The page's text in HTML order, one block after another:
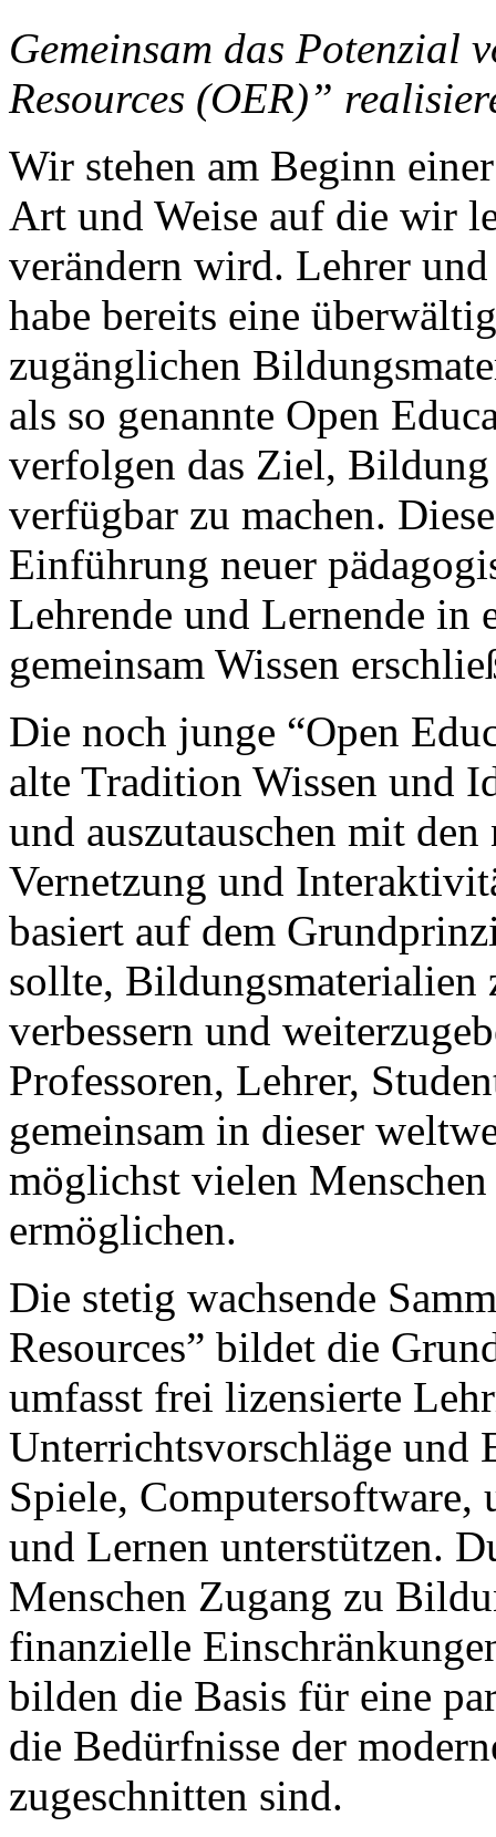
Gemeinsam das Potenzial
Resources (OER)”
Wir stehen am Beginn
Art und Weise auf die wir
verändern wird. Lehrer
habe bereits eine
zugänglichen
als so genannte Open
verfolgen das Ziel,
verfügbar zu machen.
Einführung neuer
Lehrende und Lernende in
gemeinsam Wissen
Die noch junge “Open
alte Tradition Wissen und
und auszutauschen mit
Vernetzung und
basiert auf dem
sollte, Bildungsmaterialien
verbessern und
Professoren, Lehrer,
gemeinsam in dieser
möglichst vielen
ermöglichen.
Die stetig wachsende
Resources” bildet die
umfasst frei lizensierte
Unterrichtsvorschläge und
Spiele, Computersoftware,
und Lernen unterstützen.
Menschen Zugang zu
finanzielle
bilden die Basis für eine
die Bedürfnisse der
zugeschnitten sind.